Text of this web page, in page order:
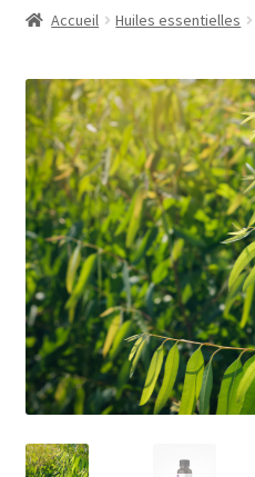
Accueil Huiles essentielles